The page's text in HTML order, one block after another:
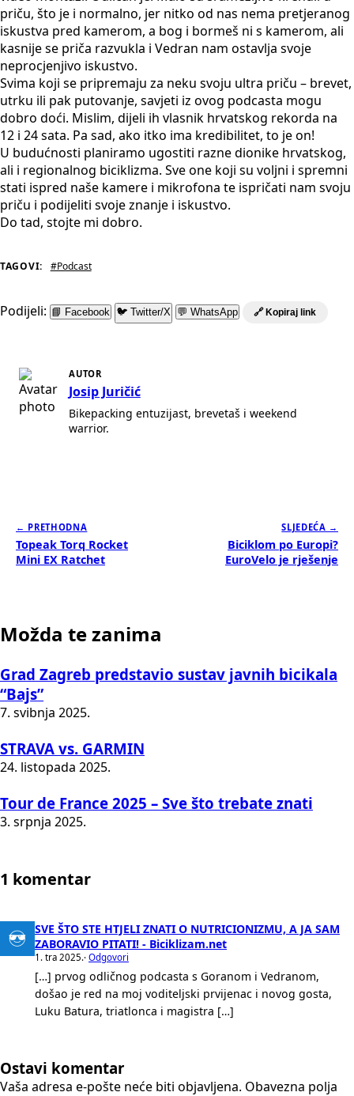
priču, što je i normalno, jer nitko od nas nema pretjeranog
iskustva pred kamerom, a bog i bormeš ni s kamerom, ali
kasnije se priča razvukla i Vedran nam ostavlja svoje
neprocjenjivo iskustvo.
Svima koji se pripremaju za neku svoju ultra priču – brevet,
utrku ili pak putovanje, savjeti iz ovog podcasta mogu
dobro doći. Mislim, dijeli ih vlasnik hrvatskog rekorda na
12 i 24 sata. Pa sad, ako itko ima kredibilitet, to je on!
U budućnosti planiramo ugostiti razne dionike hrvatskog,
ali i regionalnog biciklizma. Sve one koji su voljni i spremni
stati ispred naše kamere i mikrofona te ispričati nam svoju
priču i podijeliti svoje znanje i iskustvo.
Do tad, stojte mi dobro.
TAGOVI: #Podcast
Podijeli: 📘 Facebook 🐦 Twitter/X 💬 WhatsApp 🔗 Kopiraj link
AUTOR
Josip Juričić
Bikepacking entuzijast, brevetaš i weekend
warrior.
← PRETHODNA
Topeak Torq Rocket
Mini EX Ratchet
SLJEDEĆA →
Biciklom po Europi?
EuroVelo je rješenje
Možda te zanima
Grad Zagreb predstavio sustav javnih bicikala
“Bajs”
7. svibnja 2025.
STRAVA vs. GARMIN
24. listopada 2025.
Tour de France 2025 – Sve što trebate znati
3. srpnja 2025.
1 komentar
SVE ŠTO STE HTJELI ZNATI O NUTRICIONIZMU, A JA SAM
ZABORAVIO PITATI! - Biciklizam.net
1. tra 2025.· Odgovori
[…] prvog odličnog podcasta s Goranom i Vedranom,
došao je red na moj voditeljski prvijenac i novog gosta,
Luku Batura, triatlonca i magistra […]
Ostavi komentar
Vaša adresa e-pošte neće biti objavljena. Obavezna polja